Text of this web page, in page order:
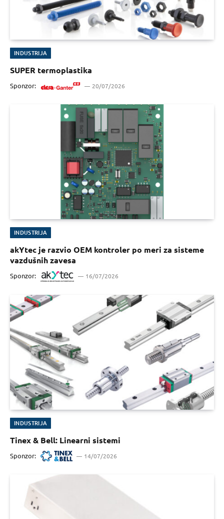
INDUSTRIJA
SUPER termoplastika
Sponzor: 20/07/2026
INDUSTRIJA
akYtec je razvio OEM kontroler po meri za sisteme
vazdušnih zavesa
Sponzor: 16/07/2026
INDUSTRIJA
Tinex & Bell: Linearni sistemi
Sponzor: 14/07/2026